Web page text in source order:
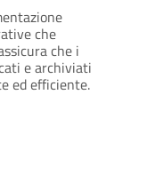
che
che i
e archiviati
ed efficiente.